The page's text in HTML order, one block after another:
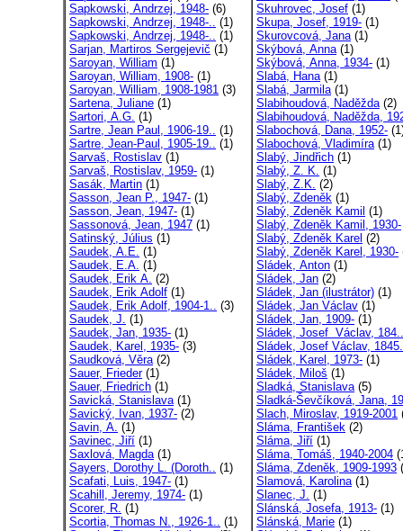
Sapkowski, Andrzej, 1948- (6)
Sapkowski, Andrzej, 1948-.. (1)
Sapkowski, Andrzej, 1948-.. (1)
Sarjan, Martiros Sergejevič (1)
Saroyan, William (1)
Saroyan, William, 1908- (1)
Saroyan, William, 1908-1981 (3)
Sartena, Juliane (1)
Sartori, A.G. (1)
Sartre, Jean Paul, 1906-19.. (1)
Sartre, Jean-Paul, 1905-19.. (1)
Sarvaš, Rostislav (1)
Sarvaš, Rostislav, 1959- (1)
Sasák, Martin (1)
Sasson, Jean P., 1947- (1)
Sasson, Jean, 1947- (1)
Sassonová, Jean, 1947 (1)
Satinský, Július (1)
Saudek, A.E. (1)
Saudek, E.A. (1)
Saudek, Erik A. (2)
Saudek, Erik Adolf (1)
Saudek, Erik Adolf, 1904-1.. (3)
Saudek, J. (1)
Saudek, Jan, 1935- (1)
Saudek, Karel, 1935- (3)
Saudková, Věra(2)
Sauer, Frieder(1)
Sauer, Friedrich (1)
Savická, Stanislava(1)
Savický, Ivan, 1937- (2)
Savin, A. (1)
Savinec, Jiří (1)
Saxlová, Magda(1)
Sayers, Dorothy L. (Doroth.. (1)
Scafati, Luis, 1947- (1)
Scahill, Jeremy, 1974- (1)
Scorer, R. (1)
Scortia, Thomas N., 1926-1.. (1)
Skuhrovec, Josef (1)
Skupa, Josef, 1919- (1)
Skurovcová, Jana(1)
Skýbová, Anna(1)
Skýbová, Anna, 1934- (1)
Slabá, Hana(1)
Slabá, Jarmila(1)
Slabihoudová, Naděžda(2)
Slabihoudová, Naděžda,
Slabochová, Dana, 1952-
Slabochová, Vladimíra(1)
Slabý, Jindřich (1)
Slabý, Z. K. (1)
Slabý, Z.K. (2)
Slabý, Zdeněk (1)
Slabý, Zdeněk Kamil (1)
Slabý, Zdeněk Kamil, 1930-
Slabý, Zdeněk Karel (2)
Slabý, Zdeněk Karel, 1930-
Sládek, Anton (1)
Sládek, Jan (2)
Sládek, Jan (ilustrátor) (1)
Sládek, Jan Václav (1)
Sládek, Jan, 1909- (1)
Sládek, Josef Václav, 184..
Sládek, Josef Václav,
Sládek, Karel, 1973- (1)
Sládek, Miloš (1)
Sladká, Stanislava(5)
Sladká-Ševčíková, Jana,
Slach, Miroslav, 1919-2001
Sláma, František (2)
Sláma, Jiří (1)
Sláma, Tomáš, 1940-2004
Sláma, Zdeněk, 1909-1993
Slamová, Karolina(1)
Slanec, J. (1)
Slánská, Josefa, 1913- (1)
Slánská, Marie (1)